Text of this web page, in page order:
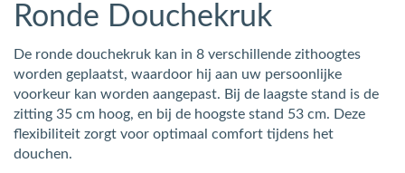
Ronde Douchekruk
De ronde douchekruk kan in 8 verschillende zithoogtes
worden geplaatst, waardoor hij aan uw persoonlijke
voorkeur kan worden aangepast. Bij de laagste stand is de
zitting 35 cm hoog, en bij de hoogste stand 53 cm. Deze
flexibiliteit zorgt voor optimaal comfort tijdens het
douchen.